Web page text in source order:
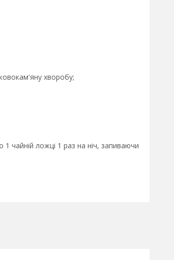
хворобу;
чайній ложці 1 раз на ніч, запиваючи